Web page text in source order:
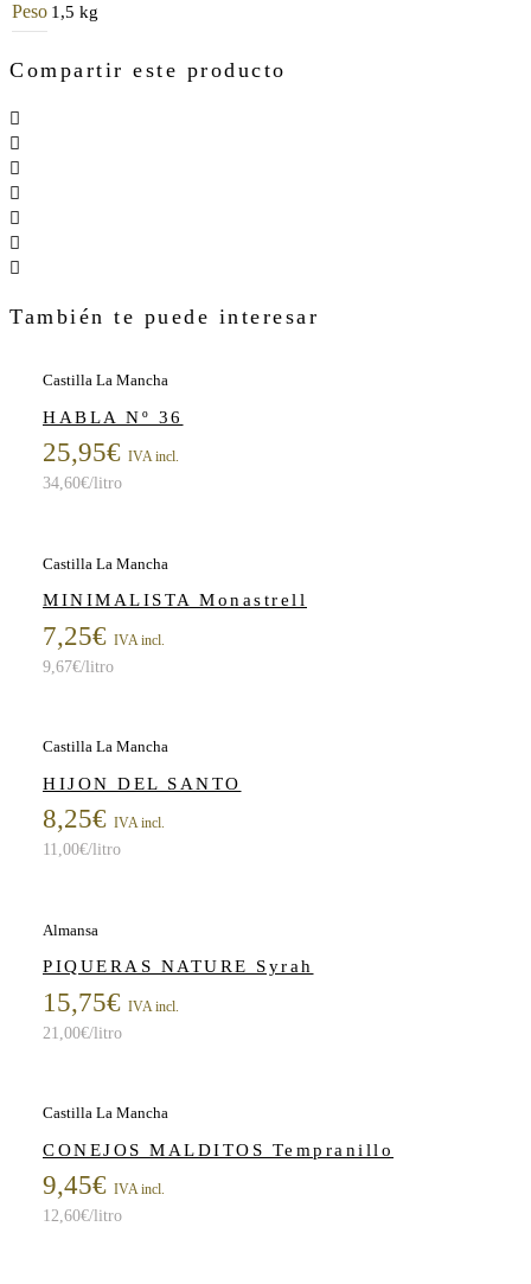
Peso 1,5 kg
Compartir este producto
También te puede interesar
Castilla La Mancha
HABLA Nº 36
25,95€ IVA incl.
34,60€/litro
Castilla La Mancha
MINIMALISTA Monastrell
7,25€ IVA incl.
9,67€/litro
Castilla La Mancha
HIJON DEL SANTO
8,25€ IVA incl.
11,00€/litro
Almansa
PIQUERAS NATURE Syrah
15,75€ IVA incl.
21,00€/litro
Castilla La Mancha
CONEJOS MALDITOS Tempranillo
9,45€ IVA incl.
12,60€/litro